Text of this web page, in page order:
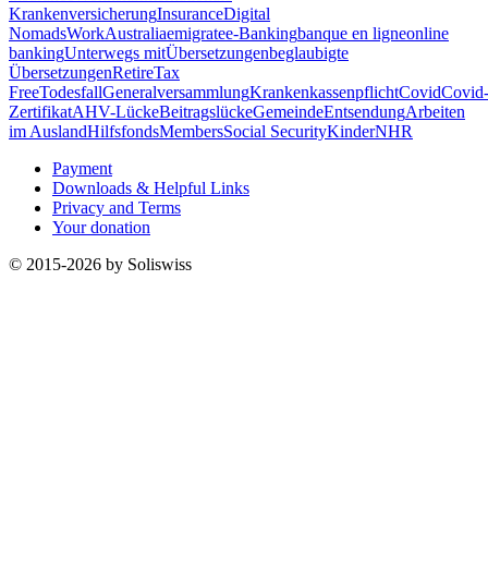
KrankenversicherungInsuranceDigital
NomadsWorkAustraliaemigratee-Bankingbanque en ligneonline
bankingUnterwegs mitÜbersetzungenbeglaubigte
ÜbersetzungenRetireTax
FreeTodesfallGeneralversammlungKrankenkassenpflichtCovidCovid-
ZertifikatAHV-LückeBeitragslückeGemeindeEntsendungArbeiten
im AuslandHilfsfondsMembersSocial SecurityKinderNHR
Payment
Downloads & Helpful Links
Privacy and Terms
Your donation
© 2015-2026 by Soliswiss